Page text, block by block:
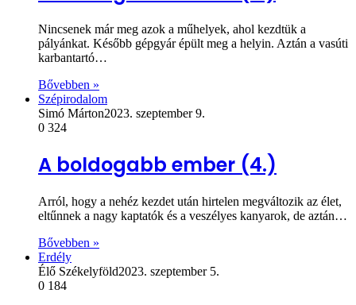
Nincsenek már meg azok a műhelyek, ahol kezdtük a
pályánkat. Később gépgyár épült meg a helyin. Aztán a vasúti
karbantartó…
Bővebben »
Szépirodalom
Simó Márton2023. szeptember 9.
0 324
A boldogabb ember (4.)
Arról, hogy a nehéz kezdet után hirtelen megváltozik az élet,
eltűnnek a nagy kaptatók és a veszélyes kanyarok, de aztán…
Bővebben »
Erdély
Élő Székelyföld2023. szeptember 5.
0 184